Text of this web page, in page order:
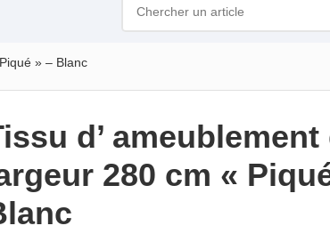
» – Blanc
d’
280 cm «